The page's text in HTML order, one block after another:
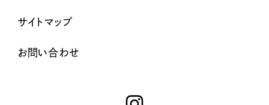
サイトマップ
お問い合わせ